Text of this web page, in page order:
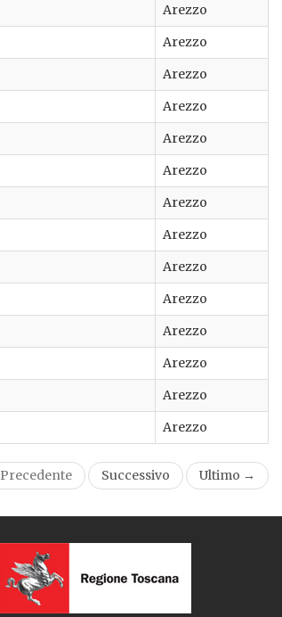
Arezzo
Arezzo
Arezzo
Arezzo
Arezzo
Arezzo
Arezzo
Arezzo
Arezzo
Arezzo
Arezzo
Arezzo
Arezzo
Arezzo
Precedente Successivo Ultimo →